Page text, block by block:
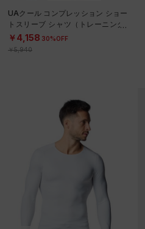
UAクール コンプレッション ショー
トスリーブ シャツ（トレーニング/
MEN）
￥4,158 30%OFF
￥5,940